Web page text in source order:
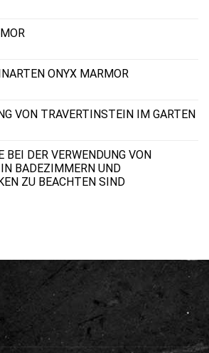
ONYX MARMOR
VON TRAVERTINSTEIN IM GARTEN
BEI DER VERWENDUNG VON
BADEZIMMERN UND
ZU BEACHTEN SIND